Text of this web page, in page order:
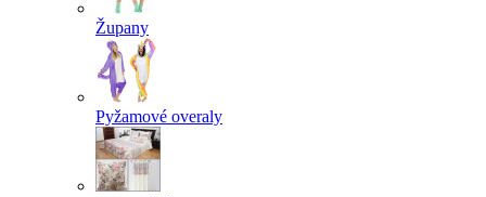
Župany
Pyžamové overaly